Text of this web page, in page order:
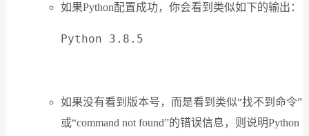
如果Python配置成功，你会看到类似如下的输出：
Python 3.8.5
如果没有看到版本号，而是看到类似“找不到命令”
或“command not found”的错误信息，则说明Python